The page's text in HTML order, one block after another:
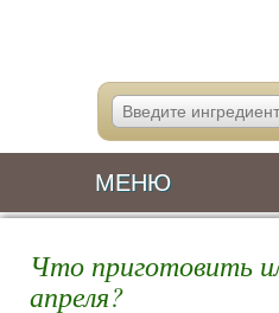
МЕНЮ
Что приготовить
апреля?